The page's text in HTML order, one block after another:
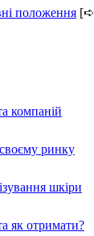
положення [➪
компаній
своєму ринку
шкіри
як отримати?